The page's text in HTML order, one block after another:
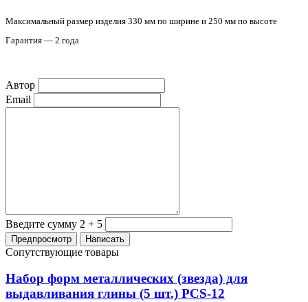
Максимальный размер изделия 330 мм по ширине и 250 мм по высоте
Гарантия — 2 года
Автор
Email
Введите сумму 2 + 5
Сопутствующие товары
Набор форм металлических (звезда) для
выдавливания глины (5 шт.) PCS-12